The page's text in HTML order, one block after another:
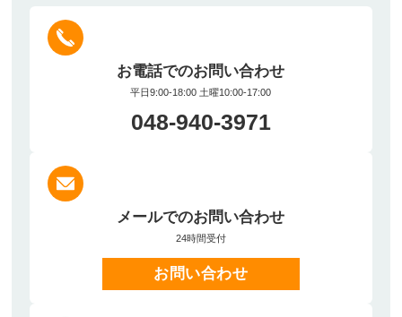
お電話でのお問い合わせ
平日9:00-18:00 土曜10:00-17:00
048-940-3971
メールでのお問い合わせ
24時間受付
お問い合わせ